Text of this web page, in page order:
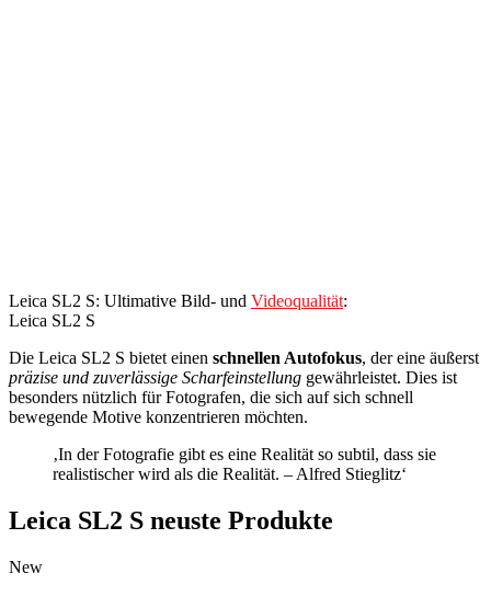
Leica SL2 S: Ultimative Bild- und Videoqualität:
Leica SL2 S
Die Leica SL2 S bietet einen schnellen Autofokus, der eine äußerst
präzise und zuverlässige Scharfeinstellung gewährleistet. Dies ist
besonders nützlich für Fotografen, die sich auf sich schnell
bewegende Motive konzentrieren möchten.
‚In der Fotografie gibt es eine Realität so subtil, dass sie
realistischer wird als die Realität. – Alfred Stieglitz‘
Leica SL2 S neuste Produkte
New